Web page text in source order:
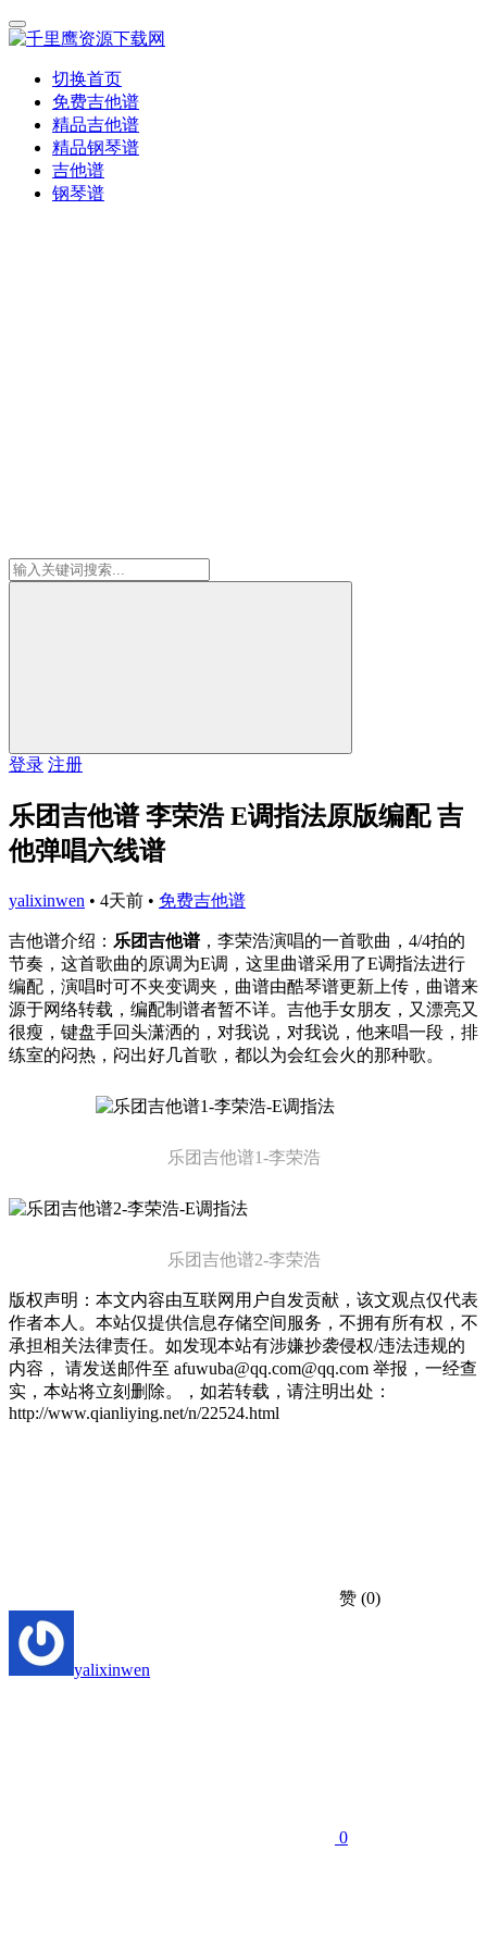
切换首页
免费吉他谱
精品吉他谱
精品钢琴谱
吉他谱
钢琴谱
登录 注册
乐团吉他谱 李荣浩 E调指法原版编配 吉
他弹唱六线谱
yalixinwen • 4天前 • 免费吉他谱
吉他谱介绍： 乐团吉他谱，李荣浩演唱的一首歌曲，4/4拍的
节奏，这首歌曲的原调为E调，这里曲谱采用了E调指法进行
编配，演唱时可不夹变调夹，曲谱由酷琴谱更新上传，曲谱来
源于网络转载，编配制谱者暂不详。吉他手女朋友，又漂亮又
很瘦，键盘手回头潇洒的，对我说，对我说，他来唱一段，排
练室的闷热，闷出好几首歌，都以为会红会火的那种歌。
乐团吉他谱1-李荣浩
乐团吉他谱2-李荣浩
版权声明：本文内容由互联网用户自发贡献，该文观点仅代表
作者本人。本站仅提供信息存储空间服务，不拥有所有权，不
承担相关法律责任。如发现本站有涉嫌抄袭侵权/违法违规的
内容， 请发送邮件至 afuwuba@qq.com@qq.com 举报，一经查
实，本站将立刻删除。，如若转载，请注明出处：
http://www.qianliying.net/n/22524.html
赞 (0)
yalixinwen
0